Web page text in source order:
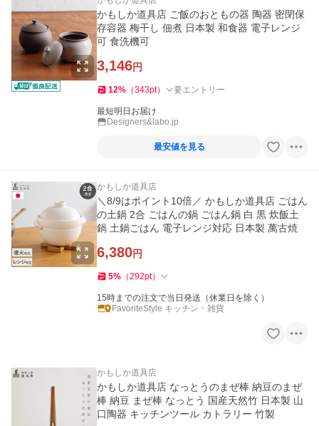
かもしか道具店 ご飯のおともの器 陶器 密閉保
存容器 梅干し 佃煮 日本製 和食器 電子レンジ
可 食洗機可
3,146円
12% （343pt） 要エントリー
最短明日お届け
Designers&labo.jp
最安値を見る
かもしか道具店
＼8/9はポイント10倍／ かもしか道具店 ごはん
の土鍋 2合 ごはんの鍋 ごはん鍋 白 黒 炊飯土
鍋 土鍋ごはん 電子レンジ対応 日本製 萬古焼
6,380円
5% （292pt）
15時までの注文で当日発送（休業日を除く）
FavoriteStyle キッチン・雑貨
かもしか道具店
かもしか道具店 なっとうのまぜ棒 納豆のまぜ
棒 納豆 まぜ棒 なっとう 国産天然竹 日本製 山
口陶器 キッチンツール カトラリー 竹製